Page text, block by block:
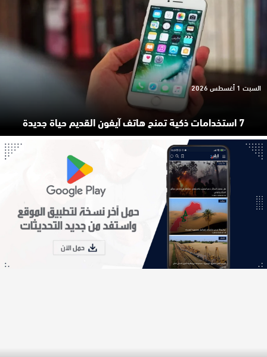
7 استخدامات ذكية تمنح هاتف آيفون القديم حياة جديدة
السبت 1 أغسطس 2026